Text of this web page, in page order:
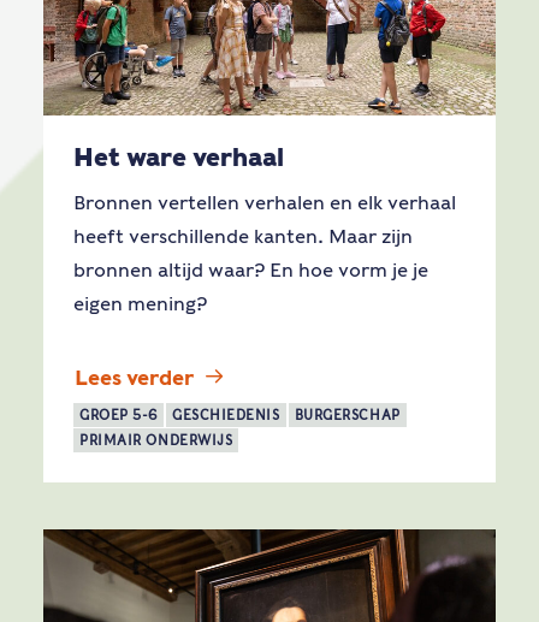
Het ware verhaal
Bronnen vertellen verhalen en elk verhaal
heeft verschillende kanten. Maar zijn
bronnen altijd waar? En hoe vorm je je
eigen mening?
Lees verder
GROEP 5-6 GESCHIEDENIS
BURGERSCHAP
PRIMAIR ONDERWIJS